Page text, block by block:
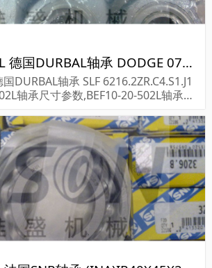
BEF10-20-502L 德国DURBAL轴承 DODGE 071049 P2B526-ISN-115MFS
DURBAL轴承 SLF 6216.2ZR.C4.S1.J1
轴承尺寸参数,BEF10-20-502L轴承采